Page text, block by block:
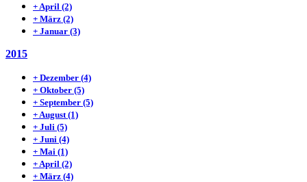
+ April (2)
+ März (2)
+ Januar (3)
2015
+ Dezember (4)
+ Oktober (5)
+ September (5)
+ August (1)
+ Juli (5)
+ Juni (4)
+ Mai (1)
+ April (2)
+ März (4)